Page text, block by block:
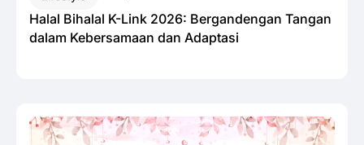
Halal Bihalal K-Link 2026: Bergandengan Tangan
dalam Kebersamaan dan Adaptasi